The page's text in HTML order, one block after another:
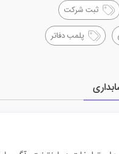
ثبت شرکت
پلمب دفاتر